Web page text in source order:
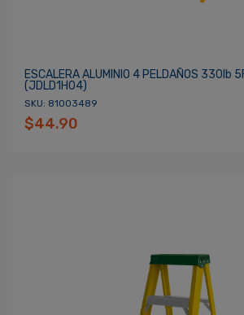
ESCALERA ALUMINIO 4 PELDAÑOS 330lb
(JDLD1H04)
SKU: 81003489
$44.90